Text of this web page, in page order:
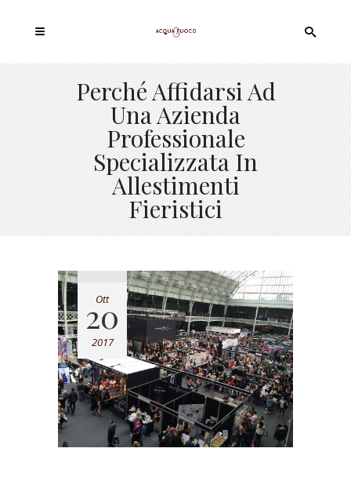
Perché Affidarsi Ad
Una Azienda
Professionale
Specializzata In
Allestimenti
Fieristici
Ott
20
2017